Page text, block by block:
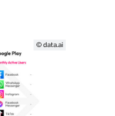
© data.ai